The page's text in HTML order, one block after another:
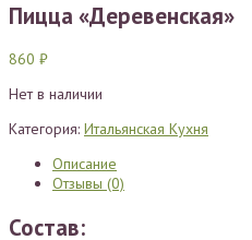
Пицца «Деревенская»
860 ₽
Нет в наличии
Категория: Итальянская Кухня
Описание
Отзывы (0)
Состав: